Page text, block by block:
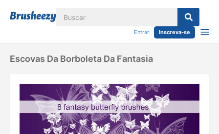
Entrar Inscreva-se
Escovas Da Borboleta Da Fantasia